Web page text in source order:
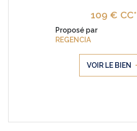
109 € CC*
Proposé par
REGENCIA
VOIR LE BIEN